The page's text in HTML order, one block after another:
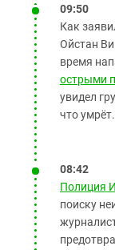
09:50
Как
Ойстан
время
острыми
увидел
что умрёт.
08:42
Полиция
поиску